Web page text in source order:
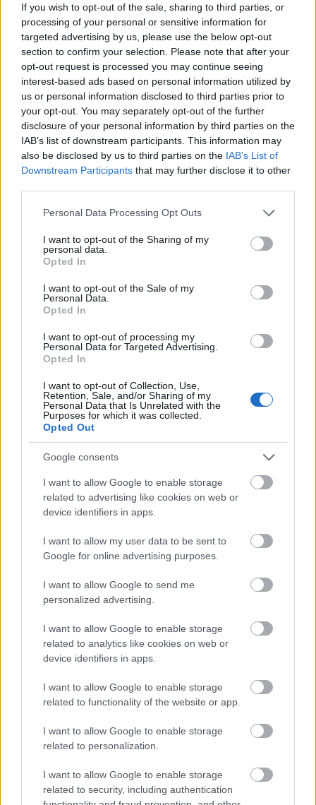
If you wish to opt-out of the sale, sharing to third parties, or
processing of your personal or sensitive information for
targeted advertising by us, please use the below opt-out
section to confirm your selection. Please note that after your
opt-out request is processed you may continue seeing
interest-based ads based on personal information utilized by
us or personal information disclosed to third parties prior to
your opt-out. You may separately opt-out of the further
disclosure of your personal information by third parties on the
IAB’s list of downstream participants. This information may
also be disclosed by us to third parties on the IAB’s List of
Downstream Participants that may further disclose it to other
Please note that this website/app uses one or more Google
not limited to your visit or usage behaviour. You may click to
grant or deny consent to Google and its third-party tags to
use your data for below specified purposes in below Google
consent section.
Personal Data Processing Opt Outs
I want to opt-out of the Sharing of my
personal data.
Opted In
I want to opt-out of the Sale of my
Personal Data.
Opted In
I want to opt-out of processing my
Personal Data for Targeted Advertising.
Opted In
I want to opt-out of Collection, Use,
Retention, Sale, and/or Sharing of my
Personal Data that Is Unrelated with the
Purposes for which it was collected.
Opted Out
Google consents
I want to allow Google to enable storage
related to advertising like cookies on web or
device identifiers in apps.
I want to allow my user data to be sent to
Google for online advertising purposes.
I want to allow Google to send me
personalized advertising.
I want to allow Google to enable storage
related to analytics like cookies on web or
device identifiers in apps.
I want to allow Google to enable storage
related to functionality of the website or app.
I want to allow Google to enable storage
related to personalization.
I want to allow Google to enable storage
related to security, including authentication
időközönként. valamint hogy egyik helyen elég 1
számjegy, de van ahol kettőt kérnek (pl.
magyarország.hu ügyfélkapu).
tehát ma, amikor legalább 20 helyen kérnek jelszót,
az erős jelszóval csak azt érik el, hogy egyetlen egy
jelszót használsz mindenhová. ez pedig minden, csak
nem biztonság.
_akos
17 éve
Maszkolatlan jelszónál a böngésző által mentett
Gyulus
17 éve
visszaküldi a program a regisztrált jelszavadat, a
legkevésbé sem következik, hogy kódolatlanul is
program legenerálja az emlékeztető/aktiváló emailt
a megadott adataiddal, majd kódolja a
kódolnivalót, és eltárolja az adatbázisban.
17 éve
@Horváth János: bezzeg, ha kódolva jönne vissza :)
17 éve
Ha belegondolok, mennyi értelme van egy olyan
karriernek, melyben ilyen faszságokról kell szöveget
gyártani...
baszkolódás (prémium biztonsági rendszereknél
lesz, de ott már most is van), mert gyarkan egy
jelszót át kell adni egy segítőnek, mint ahogy ez
velem is megesik néha.